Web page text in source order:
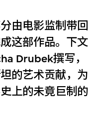
由电影监制带回
这部作品。下文
Drubek撰写，
的艺术贡献，为
上的未竟巨制的